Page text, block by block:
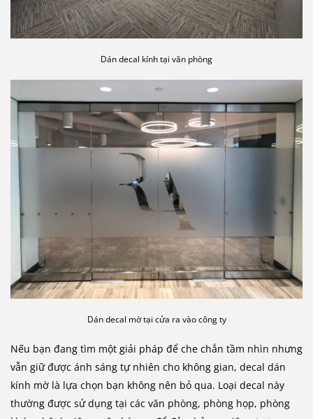
Dán decal kính tại văn phòng
Dán decal mờ tại cửa ra vào công ty
Nếu bạn đang tìm một giải pháp để che chắn tầm nhìn nhưng
vẫn giữ được ánh sáng tự nhiên cho không gian, decal dán
kính mờ là lựa chọn bạn không nên bỏ qua. Loại decal này
thường được sử dụng tại các văn phòng, phòng họp, phòng